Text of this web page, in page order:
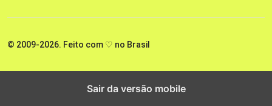
© 2009-2026. Feito com ♡ no Brasil
Sair da versão mobile